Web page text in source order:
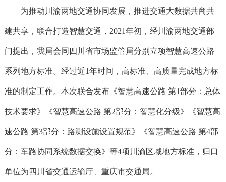
为推动川渝两地交通协同发展，推进交通大数据共商共
建共享，联合打造智慧交通，2021年初，经川渝两地交通部
门提出，我局会同四川省市场监管局分别立项智慧高速公路
系列地方标准。经过近1年时间，高标准、高质量完成地方标
准的制定工作。本次联合发布《智慧高速公路 第1部分：总体
技术要求》《智慧高速公路 第2部分：智慧化分级》《智慧高
速公路 第3部分：路测设施设置规范》《智慧高速公路 第4部
分：车路协同系统数据交换》等4项川渝区域地方标准，归口
单位为四川省交通运输厅、重庆市交通局。